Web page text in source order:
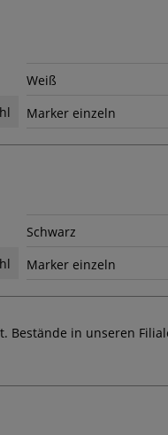
Weiß
Marker einzeln
Schwarz
Marker einzeln
Bestände in unseren